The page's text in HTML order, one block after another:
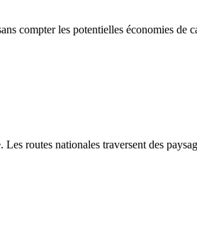
compter les potentielles économies de
routes nationales traversent des